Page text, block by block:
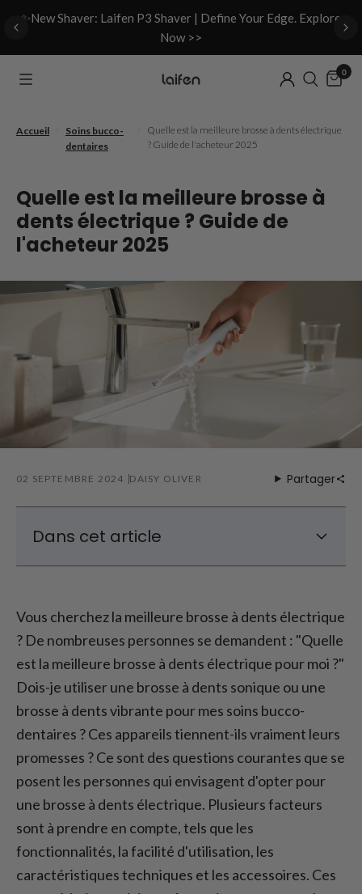
✨New Shaver: Laifen P3 Shaver | Define Your Edge. Explore
Now >>
0
Accueil
Soins bucco-
dentaires
Quelle est la meilleure brosse à dents électrique
? Guide de l'acheteur 2025
Quelle est la meilleure brosse à
dents électrique ? Guide de
l'acheteur 2025
02 SEPTEMBRE 2024 DAISY OLIVER Partager
Dans cet article
intelligente - Vue d'ensemble
Quelle brosse à dents électrique les
dentistes recommandent-ils ?
Quelle est la meilleure brosse à dents
électrique ? - La vague de Laifen dans les
tests
Quelle brosse à dents électrique choisir -
Guide d'achat important
Quelle brosse à dents électrique est la
meilleure pour les gencives qui se dérobent
?
Brosse à dents électrique - FAQ
Vous cherchez la meilleure brosse à dents électrique
? De nombreuses personnes se demandent : "Quelle
est la meilleure brosse à dents électrique pour moi ?"
Dois-je utiliser une brosse à dents sonique ou une
brosse à dents vibrante pour mes soins bucco-
dentaires ? Ces appareils tiennent-ils vraiment leurs
promesses ? Ce sont des questions courantes que se
posent les personnes qui envisagent d'opter pour
une brosse à dents électrique. Plusieurs facteurs
sont à prendre en compte, tels que les
fonctionnalités, la facilité d'utilisation, les
caractéristiques techniques et les accessoires. Ces